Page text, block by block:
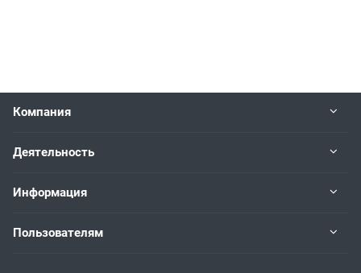
Компания
Деятельность
Информация
Пользователям